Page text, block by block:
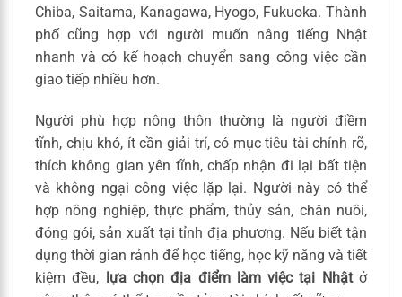
Chiba, Saitama, Kanagawa, Hyogo, Fukuoka. Thành
phố cũng hợp với người muốn nâng tiếng Nhật
nhanh và có kế hoạch chuyển sang công việc cần
giao tiếp nhiều hơn.
Người phù hợp nông thôn thường là người điềm
tĩnh, chịu khó, ít cần giải trí, có mục tiêu tài chính rõ,
thích không gian yên tĩnh, chấp nhận đi lại bất tiện
và không ngại công việc lặp lại. Người này có thể
hợp nông nghiệp, thực phẩm, thủy sản, chăn nuôi,
đóng gói, sản xuất tại tỉnh địa phương. Nếu biết tận
dụng thời gian rảnh để học tiếng, học kỹ năng và tiết
kiệm đều,
lựa chọn địa điểm làm việc tại Nhậtở